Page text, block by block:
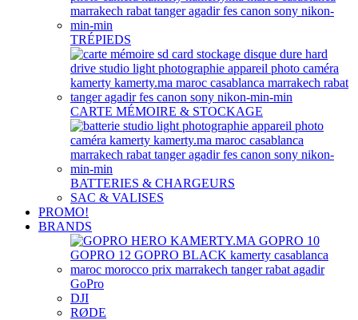
TRÉPIEDS
CARTE MÉMOIRE & STOCKAGE
BATTERIES & CHARGEURS
SAC & VALISES
PROMO!
BRANDS
GoPro
DJI
RØDE